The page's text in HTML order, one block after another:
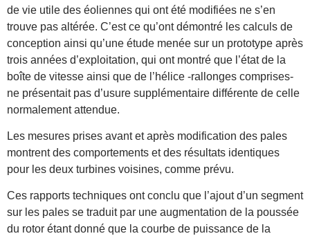
de vie utile des éoliennes qui ont été modifiées ne s’en
trouve pas altérée. C’est ce qu’ont démontré les calculs de
conception ainsi qu’une étude menée sur un prototype après
trois années d’exploitation, qui ont montré que l’état de la
boîte de vitesse ainsi que de l’hélice -rallonges comprises-
ne présentait pas d’usure supplémentaire différente de celle
normalement attendue.
Les mesures prises avant et après modification des pales
montrent des comportements et des résultats identiques
pour les deux turbines voisines, comme prévu.
Ces rapports techniques ont conclu que l’ajout d’un segment
sur les pales se traduit par une augmentation de la poussée
du rotor étant donné que la courbe de puissance de la